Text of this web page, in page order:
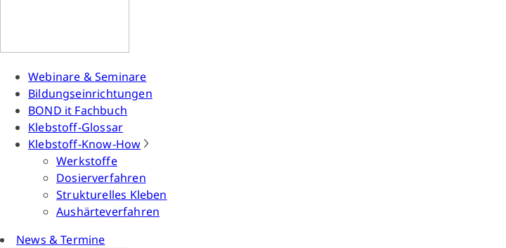
Webinare & Seminare
Bildungseinrichtungen
BOND it Fachbuch
Klebstoff-Glossar
Klebstoff-Know-How
Werkstoffe
Dosierverfahren
Strukturelles Kleben
Aushärteverfahren
News & Termine